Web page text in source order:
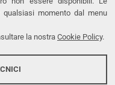
momento dal menu
la nostra Cookie Policy.